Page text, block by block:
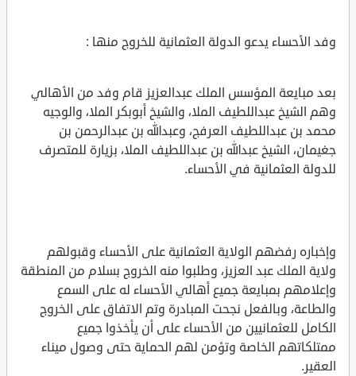
وفد الأحساء يدعو الدولة العثمانية للخروج منها :
بعد مبايعة المؤسس الملك عبدالعزيز قام وفد من الأهالي
وهم الشيخ عبداللطيف الملا، والشيخ أبوبكر الملا، والوجيه
محمد بن عبداللطيف العرفج، وعبدالله بن عبدالرحمن بن
جغيمان، الشيخ عبدالله بن عبداللطيف الملا، بزيارة للمتصرف
للدولة العثمانية في الأحساء.
وإخباره رفضهم الولاية العثمانية على الأحساء وقبولهم
ولاية الملك عبد العزيز، وطلبوا منه الخروج بسلام من المنطقة
وإعلامهم بمبايعة جميع أهالي الأحساء له على السمع
والطاعة، وبالفعل نجحت المبادرة وتم الاتفاق على الخروج
الكامل للعثمانيين من الأحساء على أن يأخذوا جميع
ممتلكاتهم الخاصة وتؤمن لهم الحماية حتى وصول ميناء
العقير.